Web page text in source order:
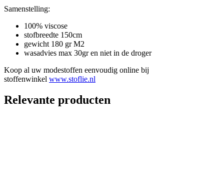
Samenstelling:
100% viscose
stofbreedte 150cm
gewicht 180 gr M2
wasadvies max 30gr en niet in de droger
Koop al uw modestoffen eenvoudig online bij
stoffenwinkel www.stoflie.nl
Relevante producten